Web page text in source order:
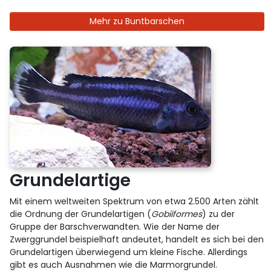
Mehr zu Buntbarschen
Grundelartige
Mit einem weltweiten Spektrum von etwa 2.500 Arten zählt
die Ordnung der Grundelartigen (Gobiiformes) zu der
Gruppe der Barschverwandten. Wie der Name der
Zwerggrundel beispielhaft andeutet, handelt es sich bei den
Grundelartigen überwiegend um kleine Fische. Allerdings
gibt es auch Ausnahmen wie die Marmorgrundel.